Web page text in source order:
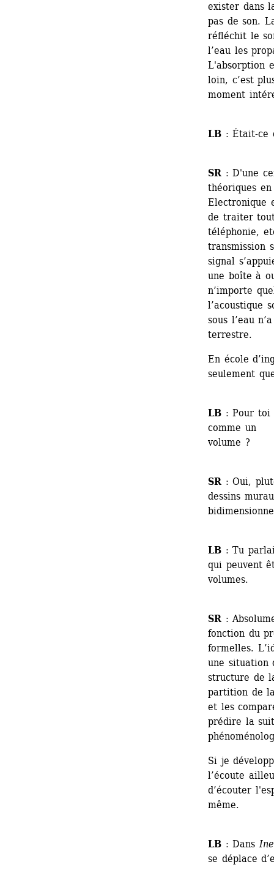
exister dans
pas de son.
réfléchit le
l’eau les
L'absorption
loin, c’est
moment
LB : Était-ce
SR : D'une
théoriques
Electronique
de traiter
téléphonie,
transmission
signal
une boîte à
n’importe
l’acoustique
sous l’eau
terrestre.
En école
seulement
LB : Pour toi
comme un
volume ?
SR : Oui,
dessins
LB : Tu
qui peuvent
volumes.
SR :
fonction du
formelles.
une situation
structure de
partition de
et les
prédire la
Si je
l’écoute
d’écouter
même.
LB : Dans
se déplace